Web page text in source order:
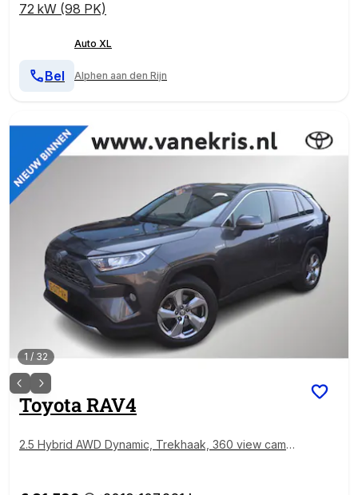
72 kW (98 PK)
Auto XL
Alphen aan den Rijn
Bel
1 / 32
ToyotaRAV4
2.5 Hybrid AWD Dynamic, Trekhaak, 360 view camer